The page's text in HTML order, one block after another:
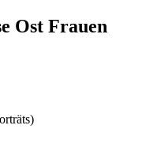
Ost Frauen